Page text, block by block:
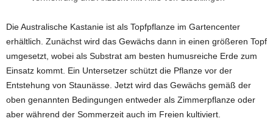
Die Australische Kastanie ist als Topfpflanze im Gartencenter
erhältlich. Zunächst wird das Gewächs dann in einen größeren Topf
umgesetzt, wobei als Substrat am besten humusreiche Erde zum
Einsatz kommt. Ein Untersetzer schützt die Pflanze vor der
Entstehung von Staunässe. Jetzt wird das Gewächs gemäß der
oben genannten Bedingungen entweder als Zimmerpflanze oder
aber während der Sommerzeit auch im Freien kultiviert.